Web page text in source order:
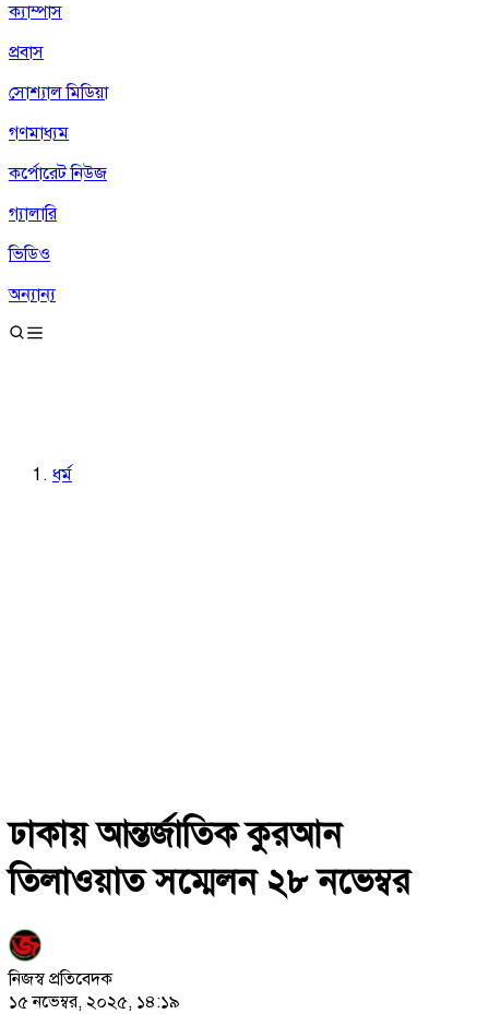
ক্যাম্পাস
প্রবাস
সোশ্যাল মিডিয়া
গণমাধ্যম
কর্পোরেট নিউজ
গ্যালারি
ভিডিও
অন্যান্য
ধর্ম
ঢাকায় আন্তর্জাতিক কুরআন
তিলাওয়াত সম্মেলন ২৮ নভেম্বর
নিজস্ব প্রতিবেদক
১৫ নভেম্বর, ২০২৫, ১৪:১৯